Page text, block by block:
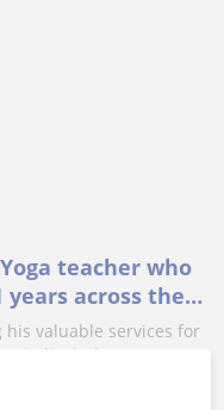
teacher who
years across the
and more
valuable services for
industry, sport